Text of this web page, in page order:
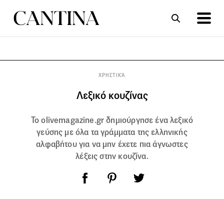
ΧΡΗΣΤΙΚΆ
Λεξικό κουζίνας
To olivemagazine.gr δημιούργησε ένα λεξικό
γεύσης με όλα τα γράμματα της ελληνικής
αλφαβήτου για να μην έχετε πια άγνωστες
λέξεις στην κουζίνα.